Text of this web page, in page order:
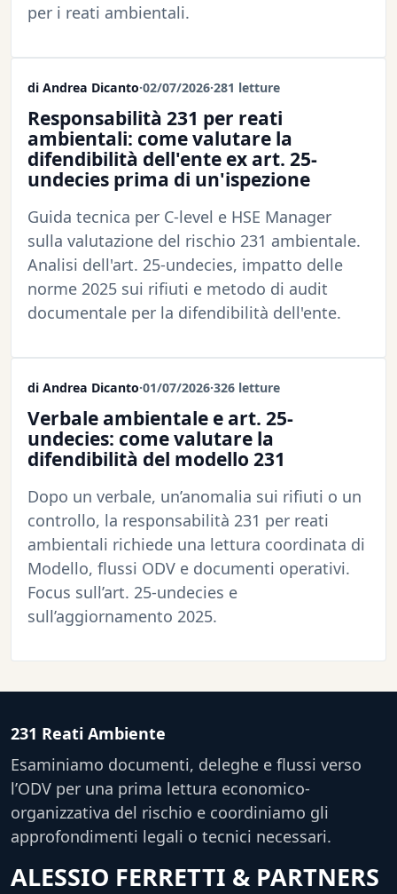
per i reati ambientali.
di Andrea Dicanto·02/07/2026·281 letture
Responsabilità 231 per reati
ambientali: come valutare la
difendibilità dell'ente ex art. 25-
undecies prima di un'ispezione
Guida tecnica per C-level e HSE Manager
sulla valutazione del rischio 231 ambientale.
Analisi dell'art. 25-undecies, impatto delle
norme 2025 sui rifiuti e metodo di audit
documentale per la difendibilità dell'ente.
di Andrea Dicanto·01/07/2026·326 letture
Verbale ambientale e art. 25-
undecies: come valutare la
difendibilità del modello 231
Dopo un verbale, un’anomalia sui rifiuti o un
controllo, la responsabilità 231 per reati
ambientali richiede una lettura coordinata di
Modello, flussi ODV e documenti operativi.
Focus sull’art. 25-undecies e
sull’aggiornamento 2025.
231 Reati Ambiente
Esaminiamo documenti, deleghe e flussi verso
l’ODV per una prima lettura economico-
organizzativa del rischio e coordiniamo gli
approfondimenti legali o tecnici necessari.
ALESSIO FERRETTI & PARTNERS